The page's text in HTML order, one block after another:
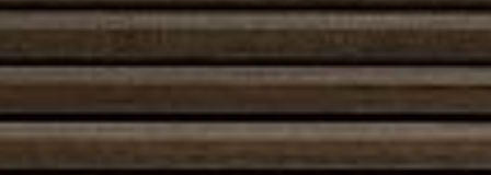
piippu sopii erinomaisesti takkoihin, uuneihin ja muihin
ja pitkäikäinen rakenne.
Hyvin suunniteltu piippu parantaa palamisen
tehokkuutta: oikeanlainen veto tukee puhtaan ja
hallitun liekin syntymistä, kun taas rakenteen massa